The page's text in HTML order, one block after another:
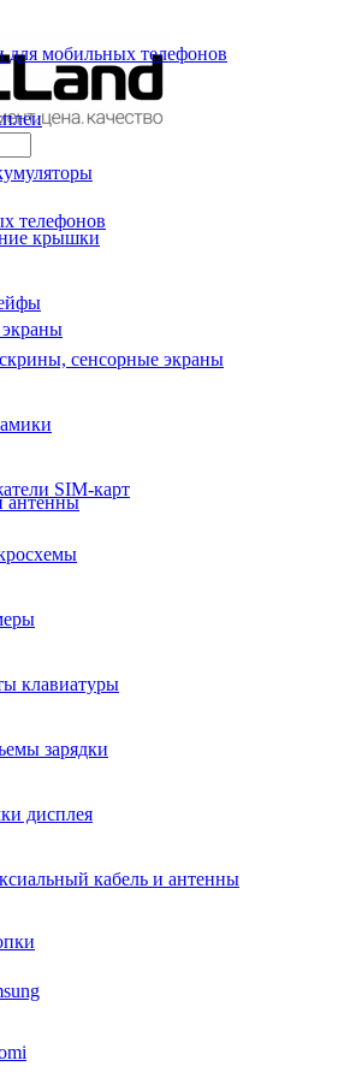
телефонов
антенны
для мобильных телефонов
крышки
сенсорные экраны
SIM-карт
клавиатуры
зарядки
дисплея
кабель и антенны